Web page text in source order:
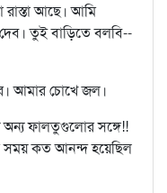
আছে। আমি
তুই বাড়িতে বলবি--
আমার চোখে জল।
ফালতুগুলোর সঙ্গে!!
সময় কত আনন্দ হয়েছিল